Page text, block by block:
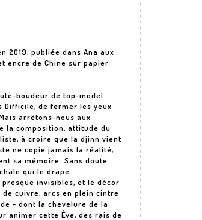
2019, publiée dans Ana aux
encre de Chine sur papier
boudeur de top-model
Difficile, de fermer les yeux
arrêtons-nous aux
la composition, attitude du
à croire que la djinn vient
ne copie jamais la réalité,
sa mémoire. Sans doute
qui le drape
invisibles, et le décor
cuivre, arcs en plein cintre
- dont la chevelure de la
animer cette Ève, des rais de